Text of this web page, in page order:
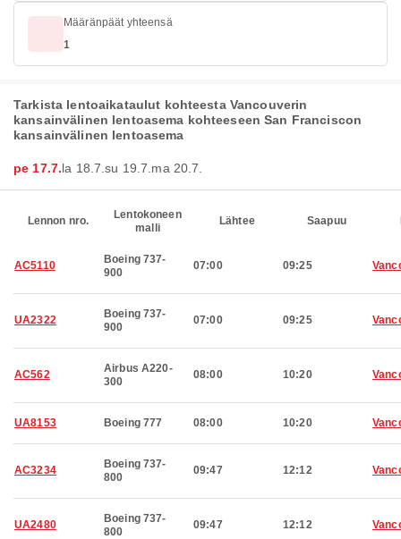
Määränpäät yhteensä
1
Tarkista lentoaikataulut kohteesta Vancouverin
kansainvälinen lentoasema kohteeseen San Franciscon
kansainvälinen lentoasema
pe 17.7.la 18.7.su 19.7. ma 20.7.
Lennon nro.
Lentokoneen
malli
Lähtee Saapuu
AC5110
Boeing 737-
900
07:00 09:25
UA2322
Boeing 737-
900
07:00 09:25
AC562
Airbus A220-
300
08:00 10:20
UA8153 Boeing 777 08:00 10:20
AC3234
Boeing 737-
800
09:47 12:12
UA2480
Boeing 737-
800
09:47 12:12